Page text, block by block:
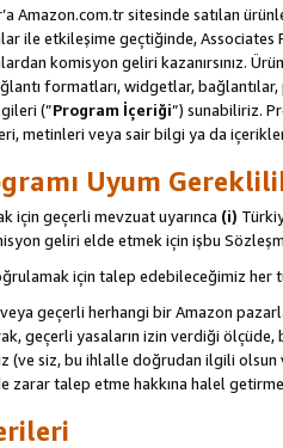
Amazon.com.tr sitesinde satılan
ile etkileşime geçtiğinde,
komisyon geliri kazanırsınız.
formatları, widgetlar,
(”Program İçeriği”) sunabiliriz.
metinleri veya sair bilgi ya da içerikleri
Uyum
için geçerli mevzuat uyarınca (i)
geliri elde etmek için işbu
için talep edebileceğimiz
geçerli herhangi bir Amazon
geçerli yasaların izin verdiği
(ve siz, bu ihlalle doğrudan ilgili
zarar talep etme hakkına halel